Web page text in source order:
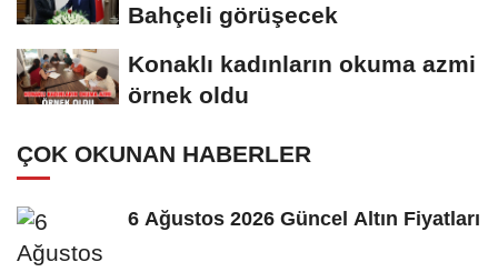
Bahçeli görüşecek
Konaklı kadınların okuma azmi
örnek oldu
ÇOK OKUNAN HABERLER
6 Ağustos 2026 Güncel Altın Fiyatları